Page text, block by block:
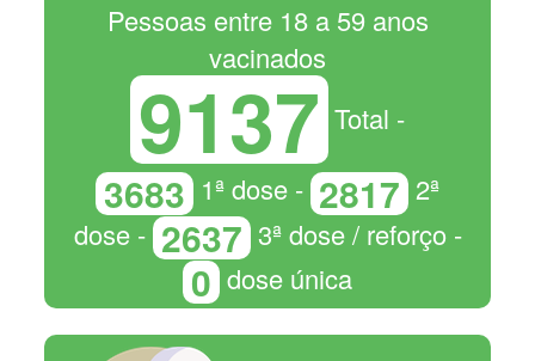
Pessoas entre 18 a 59 anos
vacinados
9137 Total -
3683 1ª dose - 2817 2ª
dose - 2637 3ª dose / reforço -
0 dose única